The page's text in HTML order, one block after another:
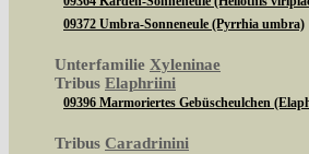
09372 Umbra-Sonneneule (Pyrrhia umbra)
Unterfamilie Xyleninae
Tribus Elaphriini
09396 Marmoriertes Gebüscheulchen
Tribus Caradrinini